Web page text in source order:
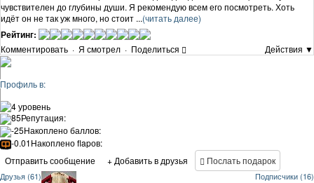
чувствителен до глубины души. Я рекомендую всем его посмотреть. Хоть
идёт он не так уж много, но стоит ...(читать далее)
Рейтинг:
Комментировать · Я смотрел · Поделиться Действия ▼
Профиль в:
4 уровень
85Репутация:
-25Накоплено баллов:
-0.01Накоплено flapов:
Отправить сообщение
+ Добавить в друзья Послать подарок
Друзья (61) Подписчики (16)